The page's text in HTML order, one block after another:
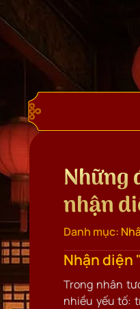
Những
nhận
Danh mục:
Nhận diện
Trong nhân
nhiều yếu tố: